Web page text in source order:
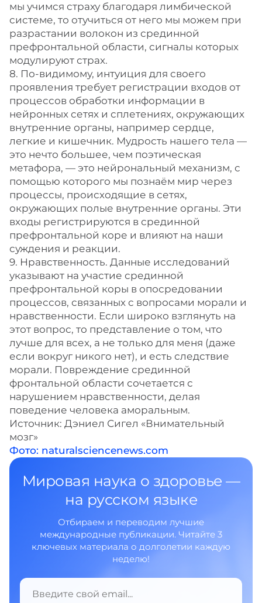
мы учимся страху благодаря лимбической
системе, то отучиться от него мы можем при
разрастании волокон из срединной
префронтальной области, сигналы которых
модулируют страх.
8. По-видимому, интуиция для своего
проявления требует регистрации входов от
процессов обработки информации в
нейронных сетях и сплетениях, окружающих
внутренние органы, например сердце,
легкие и кишечник. Мудрость нашего тела —
это нечто большее, чем поэтическая
метафора, — это нейрональный механизм, с
помощью которого мы познаём мир через
процессы, происходящие в сетях,
окружающих полые внутренние органы. Эти
входы регистрируются в срединной
префронтальной коре и влияют на наши
суждения и реакции.
9. Нравственность. Данные исследований
указывают на участие срединной
префронтальной коры в опосредовании
процессов, связанных с вопросами морали и
нравственности. Если широко взглянуть на
этот вопрос, то представление о том, что
лучше для всех, а не только для меня (даже
если вокруг никого нет), и есть следствие
морали. Повреждение срединной
фронтальной области сочетается с
нарушением нравственности, делая
поведение человека аморальным.
Источник: Дэниел Сигел «Внимательный
мозг»
Фото: naturalsciencenews.com
Мировая наука о здоровье —
на русском языке
Отбираем и переводим лучшие
международные публикации. Читайте 3
ключевых материала о долголетии каждую
неделю!